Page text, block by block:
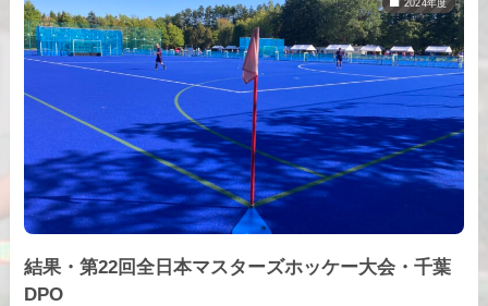
2024年度
結果・第22回全日本マスターズホッケー大会・千葉
DPO